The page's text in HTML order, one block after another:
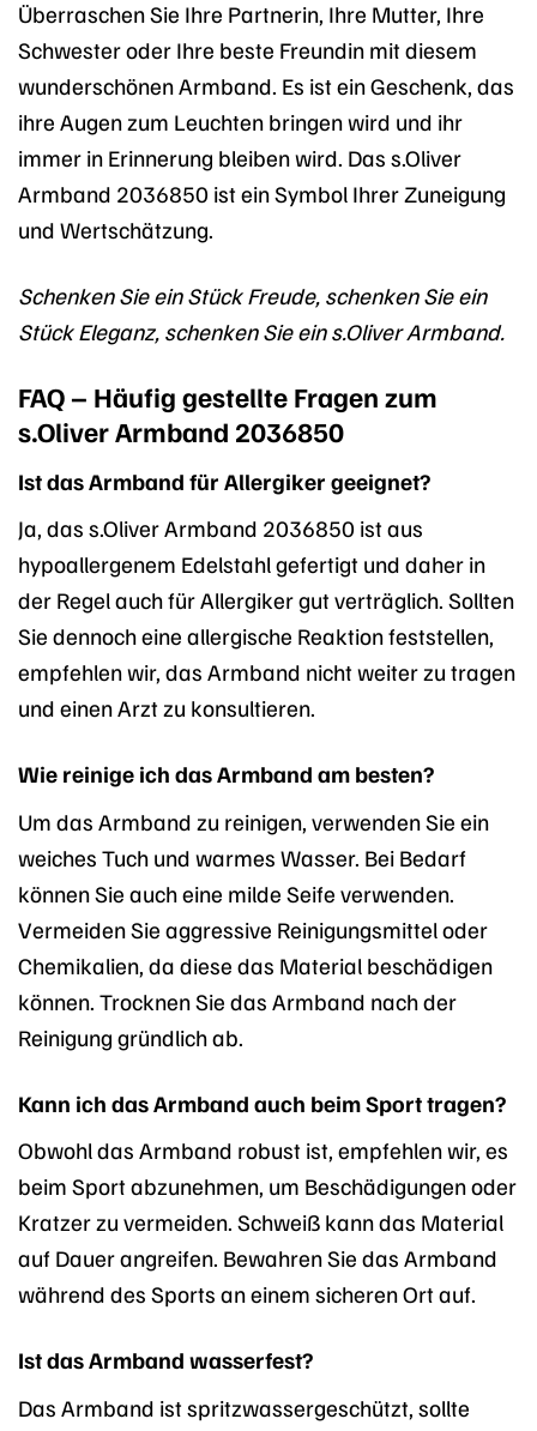
Überraschen Sie Ihre Partnerin, Ihre Mutter, Ihre
Schwester oder Ihre beste Freundin mit diesem
wunderschönen Armband. Es ist ein Geschenk, das
ihre Augen zum Leuchten bringen wird und ihr
immer in Erinnerung bleiben wird. Das s.Oliver
Armband 2036850 ist ein Symbol Ihrer Zuneigung
und Wertschätzung.
Schenken Sie ein Stück Freude, schenken Sie ein
Stück Eleganz, schenken Sie ein s.Oliver Armband.
FAQ – Häufig gestellte Fragen zum
s.Oliver Armband 2036850
Ist das Armband für Allergiker geeignet?
Ja, das s.Oliver Armband 2036850 ist aus
hypoallergenem Edelstahl gefertigt und daher in
der Regel auch für Allergiker gut verträglich. Sollten
Sie dennoch eine allergische Reaktion feststellen,
empfehlen wir, das Armband nicht weiter zu tragen
und einen Arzt zu konsultieren.
Wie reinige ich das Armband am besten?
Um das Armband zu reinigen, verwenden Sie ein
weiches Tuch und warmes Wasser. Bei Bedarf
können Sie auch eine milde Seife verwenden.
Vermeiden Sie aggressive Reinigungsmittel oder
Chemikalien, da diese das Material beschädigen
können. Trocknen Sie das Armband nach der
Reinigung gründlich ab.
Kann ich das Armband auch beim Sport tragen?
Obwohl das Armband robust ist, empfehlen wir, es
beim Sport abzunehmen, um Beschädigungen oder
Kratzer zu vermeiden. Schweiß kann das Material
auf Dauer angreifen. Bewahren Sie das Armband
während des Sports an einem sicheren Ort auf.
Ist das Armband wasserfest?
Das Armband ist spritzwassergeschützt, sollte